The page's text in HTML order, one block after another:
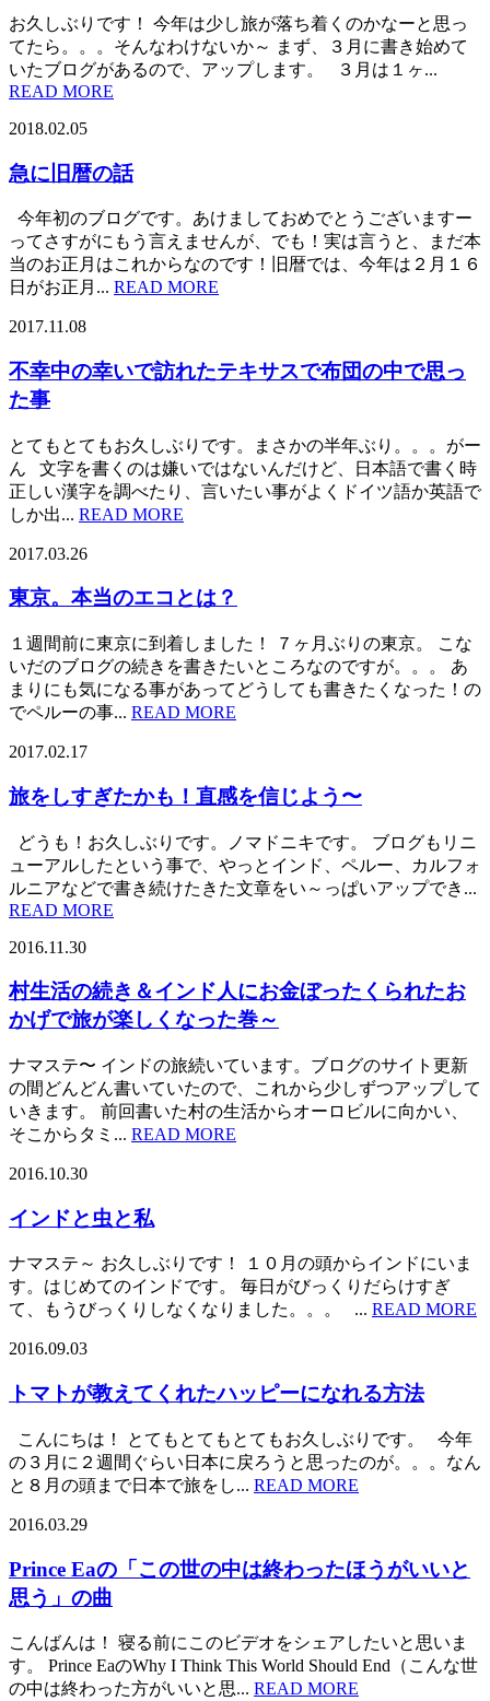
お久しぶりです！ 今年は少し旅が落ち着くのかなーと思っ
てたら。。。そんなわけないか～ まず、３月に書き始めて
いたブログがあるので、アップします。 ３月は１ヶ...
READ MORE
2018.02.05
急に旧暦の話
今年初のブログです。あけましておめでとうございますー
ってさすがにもう言えませんが、でも！実は言うと、まだ本
当のお正月はこれからなのです！旧暦では、今年は２月１６
日がお正月... READ MORE
2017.11.08
不幸中の幸いで訪れたテキサスで布団の中で思っ
た事
とてもとてもお久しぶりです。まさかの半年ぶり。。。がー
ん 文字を書くのは嫌いではないんだけど、日本語で書く時
正しい漢字を調べたり、言いたい事がよくドイツ語か英語で
しか出... READ MORE
2017.03.26
東京。本当のエコとは？
１週間前に東京に到着しました！ ７ヶ月ぶりの東京。 こな
いだのブログの続きを書きたいところなのですが。。。 あ
まりにも気になる事があってどうしても書きたくなった！の
でペルーの事... READ MORE
2017.02.17
旅をしすぎたかも！直感を信じよう〜
どうも！お久しぶりです。ノマドニキです。 ブログもリニ
ューアルしたという事で、やっとインド、ペルー、カルフォ
ルニアなどで書き続けたきた文章をい～っぱいアップでき...
READ MORE
2016.11.30
村生活の続き＆インド人にお金ぼったくられたお
かげで旅が楽しくなった巻～
ナマステ〜 インドの旅続いています。ブログのサイト更新
の間どんどん書いていたので、これから少しずつアップして
いきます。 前回書いた村の生活からオーロビルに向かい、
そこからタミ... READ MORE
2016.10.30
インドと虫と私
ナマステ～ お久しぶりです！ １０月の頭からインドにいま
す。はじめてのインドです。 毎日がびっくりだらけすぎ
て、もうびっくりしなくなりました。。。 ... READ MORE
2016.09.03
トマトが教えてくれたハッピーになれる方法
こんにちは！ とてもとてもとてもお久しぶりです。 今年
の３月に２週間ぐらい日本に戻ろうと思ったのが。。。なん
と８月の頭まで日本で旅をし... READ MORE
2016.03.29
Prince Eaの「この世の中は終わったほうがいいと
思う」の曲
こんばんは！ 寝る前にこのビデオをシェアしたいと思いま
す。 Prince EaのWhy I Think This World Should End（こんな世
の中は終わった方がいいと思... READ MORE